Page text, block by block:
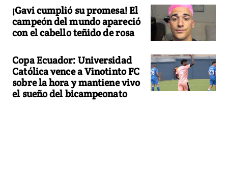
¡Gavi cumplió su promesa! El
campeón del mundo apareció
con el cabello teñido de rosa
Copa Ecuador: Universidad
Católica vence a Vinotinto FC
sobre la hora y mantiene vivo
el sueño del bicampeonato